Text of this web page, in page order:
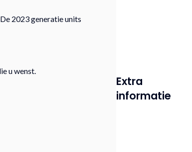
2023 generatie units
u wenst.
Extra
informatie